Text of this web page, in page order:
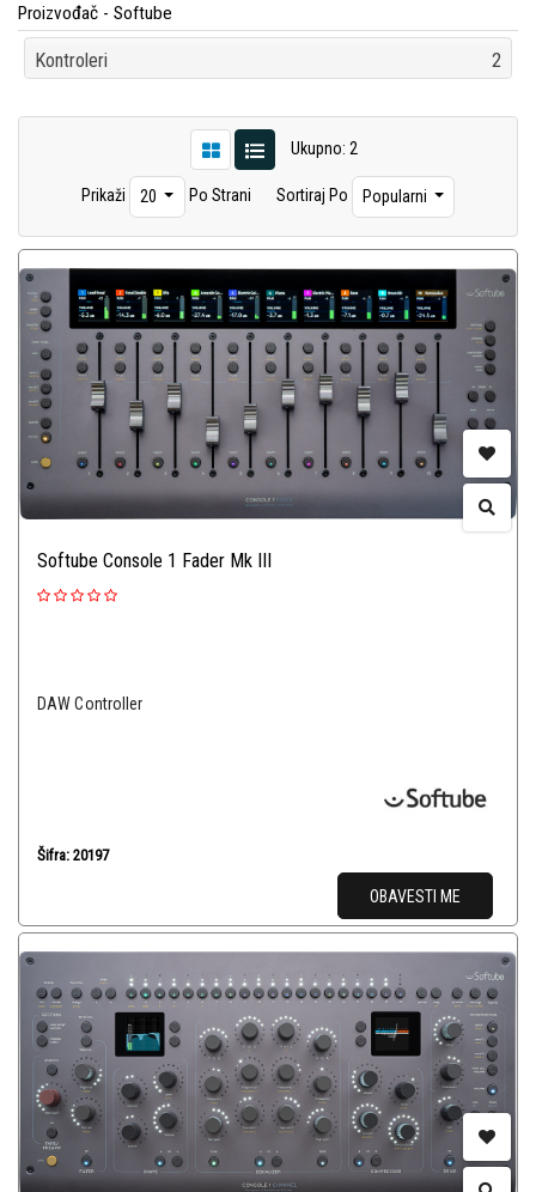
Proizvođač - Softube
Kontroleri 2
Ukupno: 2
Prikaži 20 Po Strani Sortiraj Po Popularni
Softube Console 1 Fader Mk III
DAW Controller
Šifra: 20197
OBAVESTI ME